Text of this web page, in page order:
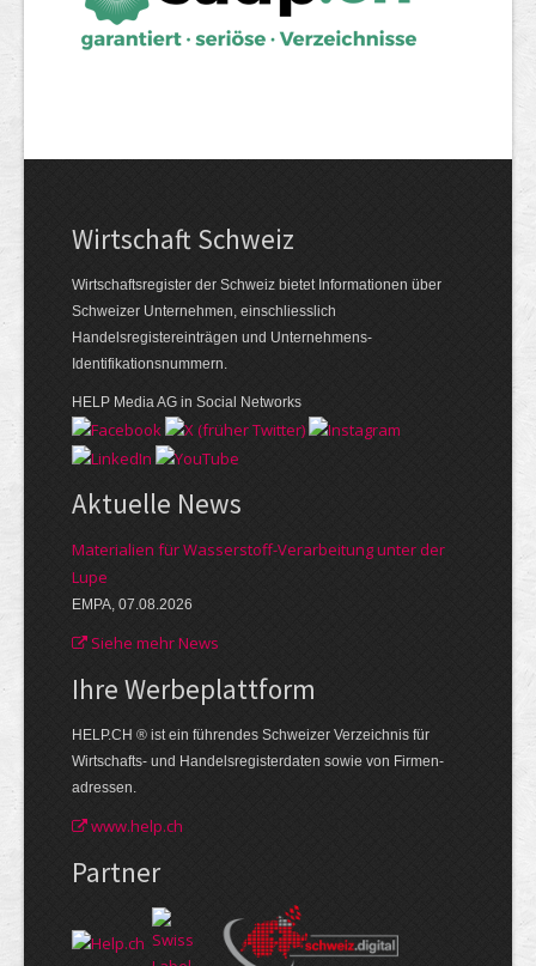
Wirtschaft Schweiz
Wirtschaftsregister der Schweiz bietet Informationen über
Schweizer Unternehmen, einschliesslich
Handelsregistereinträgen und Unternehmens-
Identifikationsnummern.
HELP Media AG in Social Networks
Aktuelle News
Materialien für Wasserstoff-Verarbeitung unter der
Lupe
EMPA, 07.08.2026
Siehe mehr News
Ihre Werbe­plattform
HELP.CH ® ist ein führendes Schweizer Verzeichnis für
Wirtschafts- und Handelsregisterdaten sowie von Firmen­
adressen.
www.help.ch
Partner